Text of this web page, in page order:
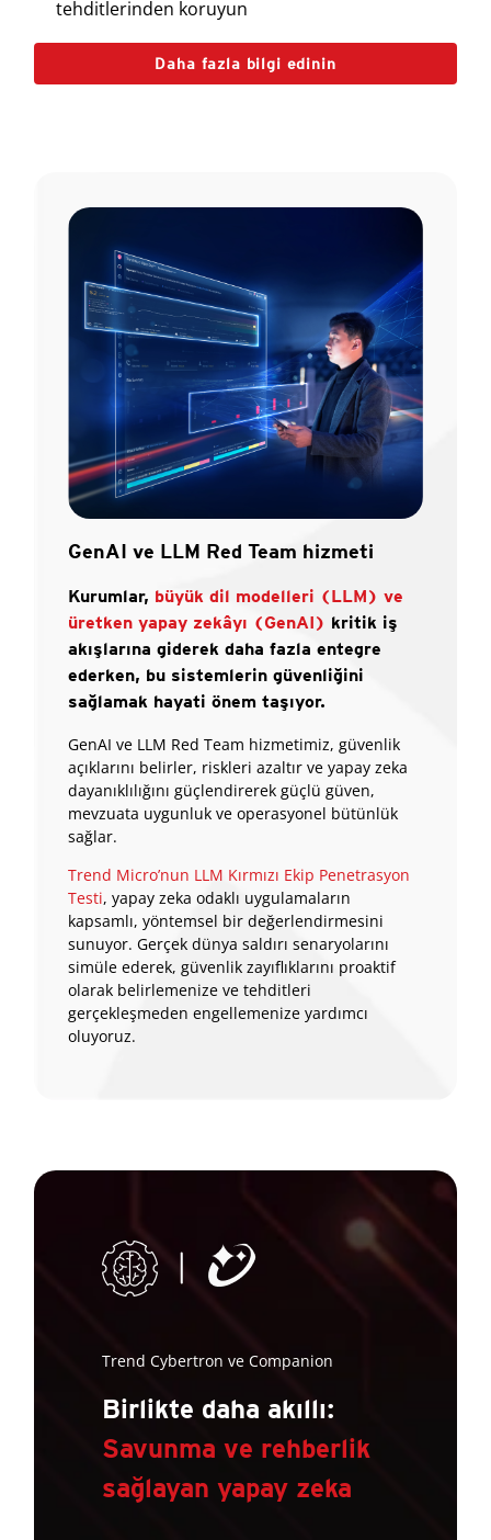
tehditlerinden koruyun
Daha fazla bilgi edinin
GenAI ve LLM Red Team hizmeti
Kurumlar, büyük dil modelleri (LLM) ve
üretken yapay zekâyı (GenAI) kritik iş
akışlarına giderek daha fazla entegre
ederken, bu sistemlerin güvenliğini
sağlamak hayati önem taşıyor.
GenAI ve LLM Red Team hizmetimiz, güvenlik
açıklarını belirler, riskleri azaltır ve yapay zeka
dayanıklılığını güçlendirerek güçlü güven,
mevzuata uygunluk ve operasyonel bütünlük
sağlar.
Trend Micro’nun LLM Kırmızı Ekip Penetrasyon
Testi, yapay zeka odaklı uygulamaların
kapsamlı, yöntemsel bir değerlendirmesini
sunuyor. Gerçek dünya saldırı senaryolarını
simüle ederek, güvenlik zayıflıklarını proaktif
olarak belirlemenize ve tehditleri
gerçekleşmeden engellemenize yardımcı
oluyoruz.
Trend Cybertron ve Companion
Birlikte daha akıllı:
Savunma ve rehberlik
sağlayan yapay zeka